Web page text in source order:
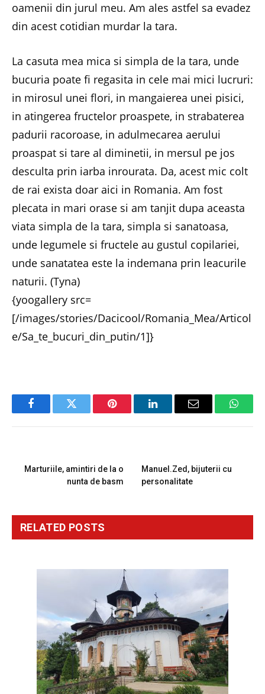
oamenii din jurul meu. Am ales astfel sa evadez
din acest cotidian murdar la tara.
La casuta mea mica si simpla de la tara, unde
bucuria poate fi regasita in cele mai mici lucruri:
in mirosul unei flori, in mangaierea unei pisici,
in atingerea fructelor proaspete, in strabaterea
padurii racoroase, in adulmecarea aerului
proaspat si tare al diminetii, in mersul pe jos
desculta prin iarba inrourata. Da, acest mic colt
de rai exista doar aici in Romania. Am fost
plecata in mari orase si am tanjit dupa aceasta
viata simpla de la tara, simpla si sanatoasa,
unde legumele si fructele au gustul copilariei,
unde sanatatea este la indemana prin leacurile
naturii. (Tyna)
{yoogallery src=
[/images/stories/Dacicool/Romania_Mea/Articol
e/Sa_te_bucuri_din_putin/1]}
FacebookTwitter Pinterest LinkedInEmail
Marturiile, amintiri de la o
nunta de basm
Manuel.Zed, bijuterii cu
personalitate
RELATED POSTS